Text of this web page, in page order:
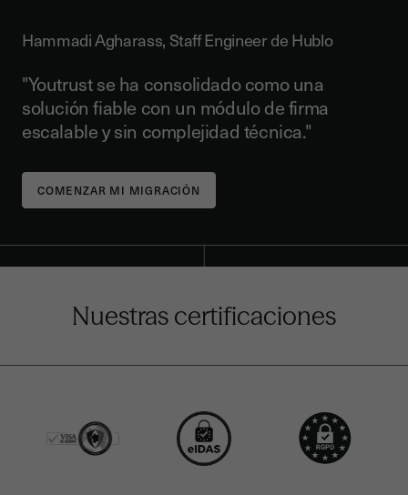
Hammadi Agharass, Staff Engineer de Hublo
"Youtrust se ha consolidado como una
solución fiable con un módulo de firma
escalable y sin complejidad técnica."
Nuestras certificaciones